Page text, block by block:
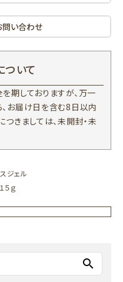
問い合わせ
ついて
期しておりますが、万一
お届け日を含む8日以内
つきましては、未開封・未
ジェル
５ｇ
search